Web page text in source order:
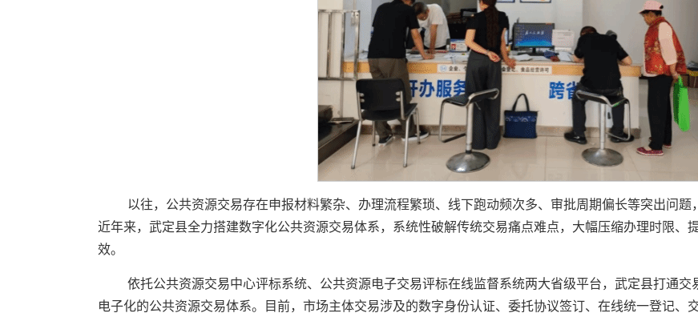
以往，公共资源交易存在申报材料繁杂、办理流程繁琐、线下跑动频次多、审批周期偏长等突出问题
近年来，武定县全力搭建数字化公共资源交易体系，系统性破解传统交易痛点难点，大幅压缩办理时限、
效。
依托公共资源交易中心评标系统、公共资源电子交易评标在线监督系统两大省级平台，武定县打通
电子化的公共资源交易体系。目前，市场主体交易涉及的数字身份认证、委托协议签订、在线统一登记、